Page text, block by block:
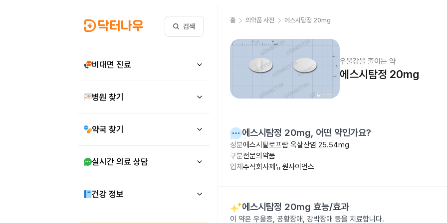
검색
비대면 진료
병원 찾기
약국 찾기
실시간 의료 상담
건강 정보
홈 의약품 사전 에스시탐정 20mg
우울감을 줄이는 약
에스시탐정 20mg
에스시탐정 20mg, 어떤 약인가요?
성분에스시탈로프람 옥살산염 25.54mg
구분전문의약품
업체 주식회사제뉴원사이언스
에스시탐정 20mg 효능/효과
이 약은 우울증, 공황장애, 강박장애 등을 치료합니다.